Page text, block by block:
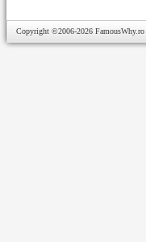
Copyright ©2006-2026 FamousWhy.ro